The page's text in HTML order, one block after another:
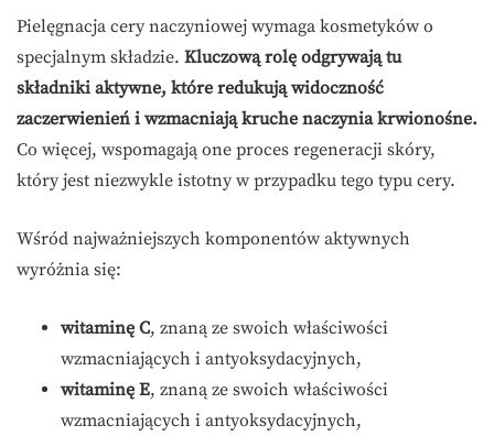
Pielęgnacja cery naczyniowej wymaga kosmetyków o
specjalnym składzie. Kluczową rolę odgrywają tu
składniki aktywne, które redukują widoczność
zaczerwienień i wzmacniają kruche naczynia krwionośne.
Co więcej, wspomagają one proces regeneracji skóry,
który jest niezwykle istotny w przypadku tego typu cery.
Wśród najważniejszych komponentów aktywnych
wyróżnia się:
witaminę C, znaną ze swoich właściwości
wzmacniających i antyoksydacyjnych,
witaminę E, znaną ze swoich właściwości
wzmacniających i antyoksydacyjnych,